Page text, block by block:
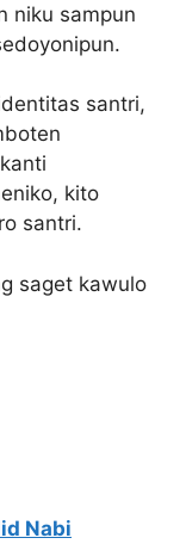
niku sampun
santri,
kito
santri.
saget kawulo
Nabi